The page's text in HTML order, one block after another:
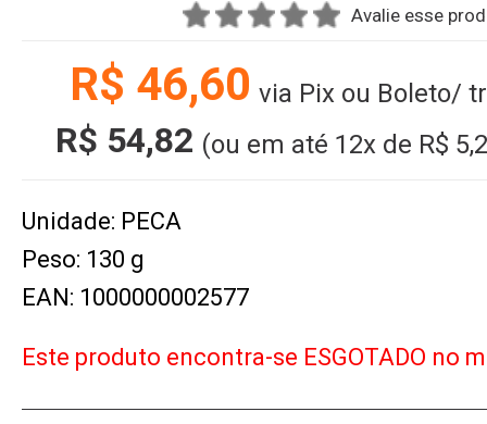
Avalie esse
R$ 46,60 via Pix ou Boleto/
R$ 54,82 (ou em até 12x de R$
Unidade: PECA
Peso: 130 g
EAN: 1000000002577
Este produto encontra-se ESGOTADO no